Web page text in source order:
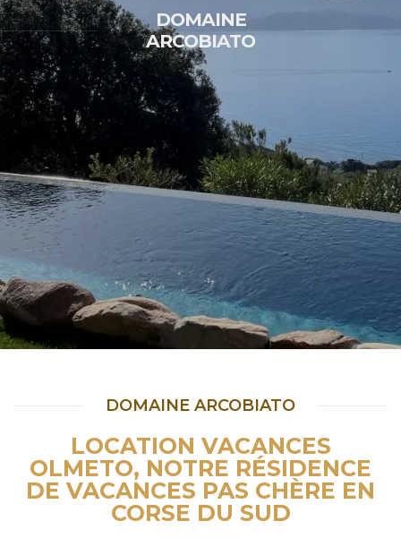
DOMAINE
ARCOBIATO
DOMAINE ARCOBIATO
LOCATION VACANCES
OLMETO, NOTRE RÉSIDENCE
DE VACANCES PAS CHÈRE EN
CORSE DU SUD